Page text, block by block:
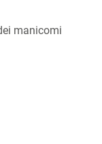
manicomi